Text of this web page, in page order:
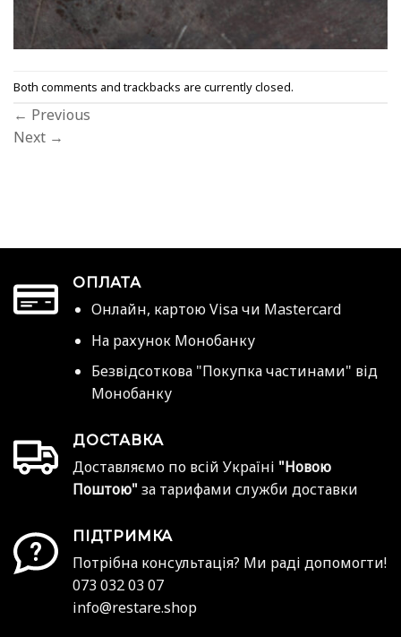
Both comments and trackbacks are currently closed.
← Previous
Next →
ОПЛАТА
Онлайн, картою Visa чи Mastercard
На рахунок Монобанку
Безвідсоткова "Покупка частинами" від
Монобанку
ДОСТАВКА
Доставляємо по всій Україні "Новою
Поштою" за тарифами служби доставки
ПІДТРИМКА
Потрібна консультація? Ми раді допомогти!
073 032 03 07
info@restare.shop